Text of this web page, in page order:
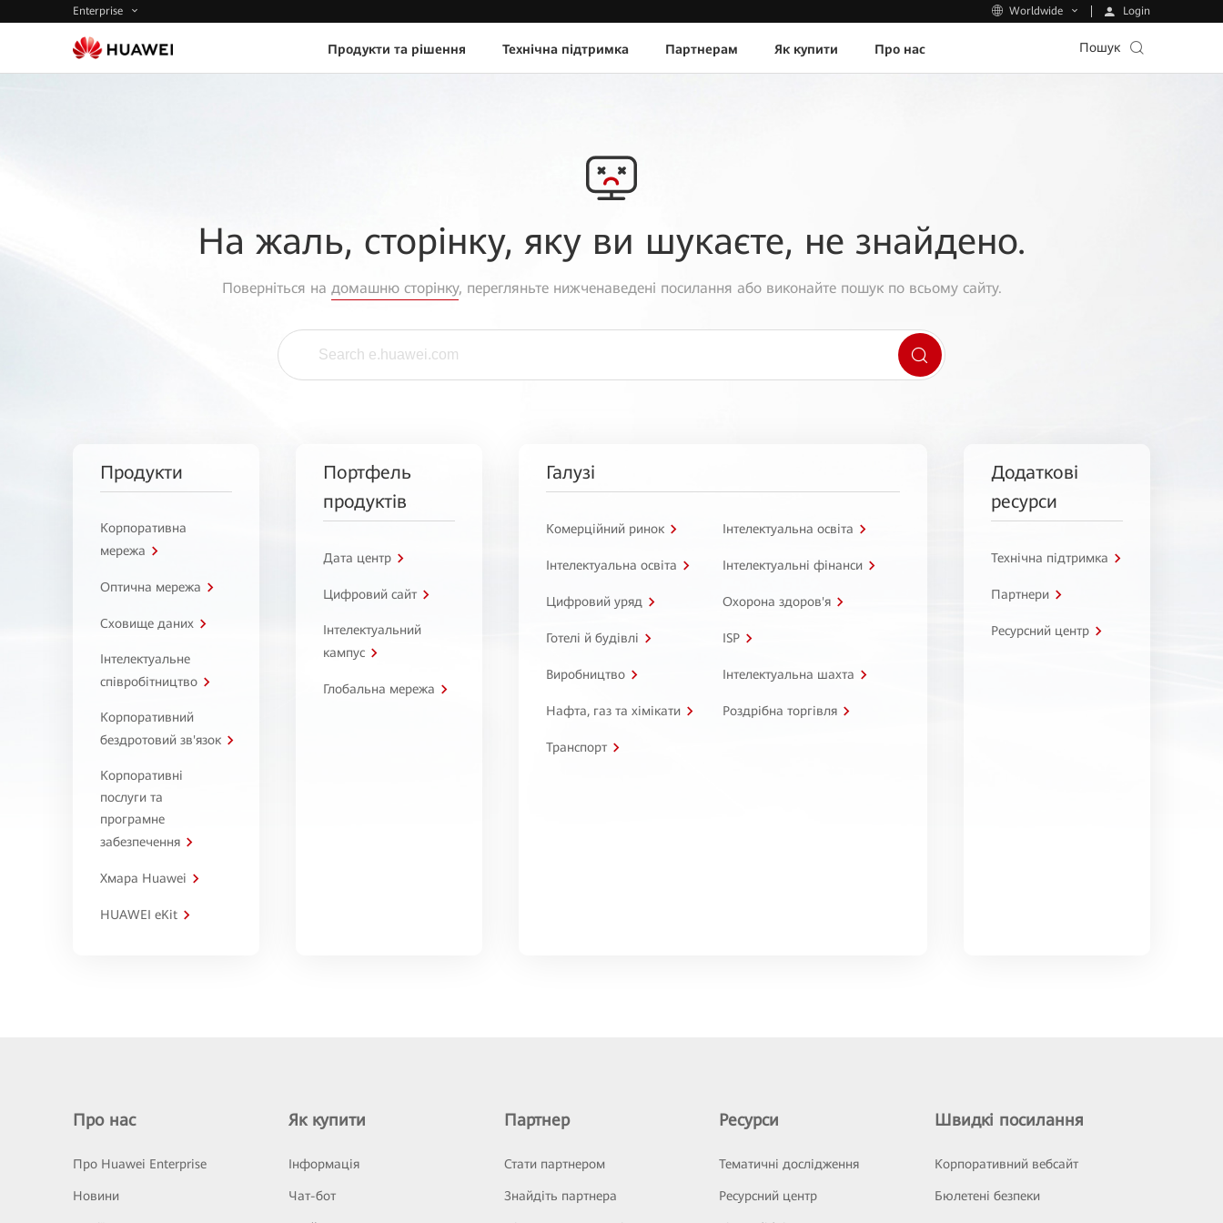
Enterprise Worldwide Login
Продукти та рішення Технічна підтримка Партнерам Як купити Про нас Пошук
На жаль, сторінку, яку ви шукаєте, не знайдено.
Поверніться на домашню сторінку, перегляньте нижченаведені посилання або виконайте пошук по всьому сайту.
Продукти
Корпоративна
мережа
Оптична мережа
Сховище даних
Інтелектуальне
співробітництво
Корпоративний
бездротовий зв'язок
Корпоративні
послуги та
програмне
забезпечення
Хмара Huawei
HUAWEI eKit
Портфель
продуктів
Дата центр
Цифровий сайт
Інтелектуальний
кампус
Глобальна мережа
Галузі
Комерційний ринок Інтелектуальна освіта
Інтелектуальна освіта Інтелектуальні фінанси
Цифровий уряд Охорона здоров'я
Готелі й будівлі ISP
Виробництво Інтелектуальна шахта
Нафта, газ та хімікати Роздрібна торгівля
Транспорт
Додаткові
ресурси
Технічна підтримка
Партнери
Ресурсний центр
Про нас
Про Huawei Enterprise
Новини
Як купити
Інформація
Чат-бот
Партнер
Стати партнером
Знайдіть партнера
Ресурси
Тематичні дослідження
Ресурсний центр
Швидкі посилання
Корпоративний вебсайт
Бюлетені безпеки